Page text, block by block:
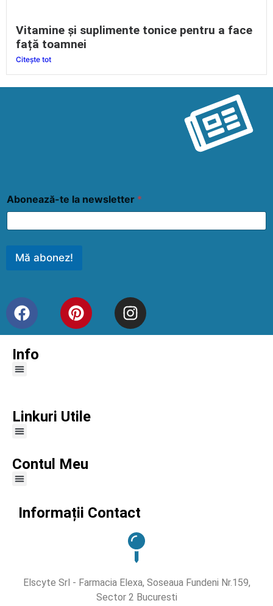
Vitamine și suplimente tonice pentru a face
față toamnei
Citește tot
Abonează-te la newsletter *
Mă abonez!
Info
Linkuri Utile
Contul Meu
Informații Contact
Elscyte Srl - Farmacia Elexa, Soseaua Fundeni Nr.159,
Sector 2 Bucuresti